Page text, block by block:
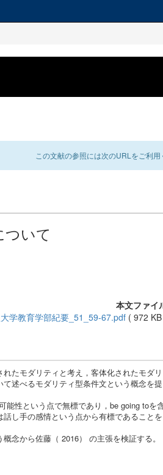
この文献の参照には次のURLをご利用
いて
本文ファイ
学教育学部紀要_51_59-67.pdf (972 KB
たモダリティと考え，客体化されたモダリ
述べるモダリティ型条件文という概念を提
性という点で無標であり，be going toを
し手の感情という点から有標であることを
念から佐藤（ 2016） の主張を検証する。